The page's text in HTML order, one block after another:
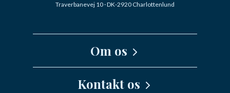
Traverbanevej 10 · DK-2920 Charlottenlund
Om os
Kontakt os